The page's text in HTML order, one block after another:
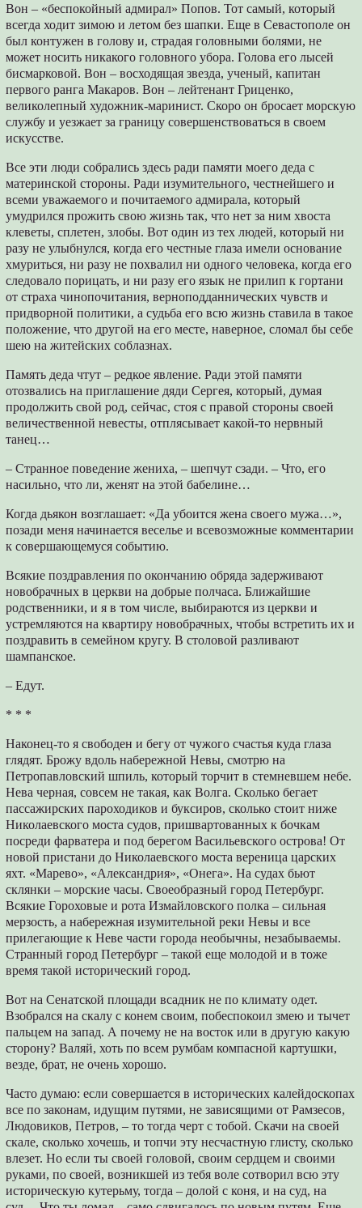
Вон – «беспокойный адмирал» Попов. Тот самый, который
всегда ходит зимою и летом без шапки. Еще в Севастополе он
был контужен в голову и, страдая головными болями, не
может носить никакого головного убора. Голова его лысей
бисмарковой. Вон – восходящая звезда, ученый, капитан
первого ранга Макаров. Вон – лейтенант Гриценко,
великолепный художник-маринист. Скоро он бросает морскую
службу и уезжает за границу совершенствоваться в своем
искусстве.
Все эти люди собрались здесь ради памяти моего деда с
материнской стороны. Ради изумительного, честнейшего и
всеми уважаемого и почитаемого адмирала, который
умудрился прожить свою жизнь так, что нет за ним хвоста
клеветы, сплетен, злобы. Вот один из тех людей, который ни
разу не улыбнулся, когда его честные глаза имели основание
хмуриться, ни разу не похвалил ни одного человека, когда его
следовало порицать, и ни разу его язык не прилип к гортани
от страха чинопочитания, верноподданнических чувств и
придворной политики, а судьба его всю жизнь ставила в такое
положение, что другой на его месте, наверное, сломал бы себе
шею на житейских соблазнах.
Память деда чтут – редкое явление. Ради этой памяти
отозвались на приглашение дяди Сергея, который, думая
продолжить свой род, сейчас, стоя с правой стороны своей
величественной невесты, отплясывает какой-то нервный
танец…
– Странное поведение жениха, – шепчут сзади. – Что, его
насильно, что ли, женят на этой бабелине…
Когда дьякон возглашает: «Да убоится жена своего мужа…»,
позади меня начинается веселье и всевозможные комментарии
к совершающемуся событию.
Всякие поздравления по окончанию обряда задерживают
новобрачных в церкви на добрые полчаса. Ближайшие
родственники, и я в том числе, выбираются из церкви и
устремляются на квартиру новобрачных, чтобы встретить их и
поздравить в семейном кругу. В столовой разливают
шампанское.
– Едут.
* * *
Наконец-то я свободен и бегу от чужого счастья куда глаза
глядят. Брожу вдоль набережной Невы, смотрю на
Петропавловский шпиль, который торчит в стемневшем небе.
Нева черная, совсем не такая, как Волга. Сколько бегает
пассажирских пароходиков и буксиров, сколько стоит ниже
Николаевского моста судов, пришвартованных к бочкам
посреди фарватера и под берегом Васильевского острова! От
новой пристани до Николаевского моста вереница царских
яхт. «Марево», «Александрия», «Онега». На судах бьют
склянки – морские часы. Своеобразный город Петербург.
Всякие Гороховые и рота Измайловского полка – сильная
мерзость, а набережная изумительной реки Невы и все
прилегающие к Неве части города необычны, незабываемы.
Странный город Петербург – такой еще молодой и в тоже
время такой исторический город.
Вот на Сенатской площади всадник не по климату одет.
Взобрался на скалу с конем своим, побеспокоил змею и тычет
пальцем на запад. А почему не на восток или в другую какую
сторону? Валяй, хоть по всем румбам компасной картушки,
везде, брат, не очень хорошо.
Часто думаю: если совершается в исторических калейдоскопах
все по законам, идущим путями, не зависящими от Рамзесов,
Людовиков, Петров, – то тогда черт с тобой. Скачи на своей
скале, сколько хочешь, и топчи эту несчастную глисту, сколько
влезет. Но если ты своей головой, своим сердцем и своими
руками, по своей, возникшей из тебя воле сотворил всю эту
историческую кутерьму, тогда – долой с коня, и на суд, на